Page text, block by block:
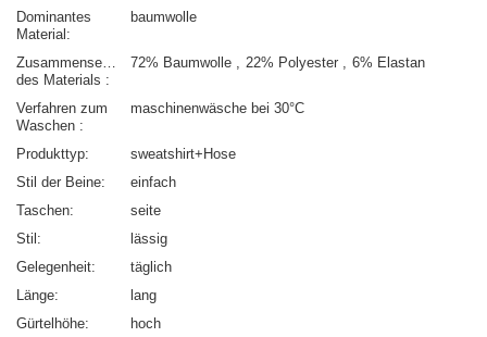
Dominantes
Material
baumwolle
Zusammensetzung
des Materials
72% Baumwolle 22% Polyester 6% Elastan
Verfahren zum
Waschen
maschinenwäsche bei 30°C
Produkttyp
sweatshirt+Hose
Stil der Beine
einfach
Taschen
seite
Stil
lässig
Gelegenheit
täglich
Länge
lang
Gürtelhöhe
hoch